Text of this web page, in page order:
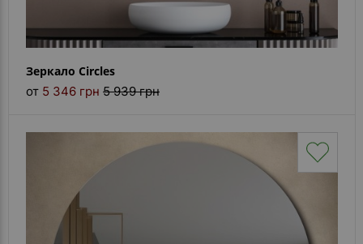
Зеркало Circles
от 5 346 грн 5 939 грн